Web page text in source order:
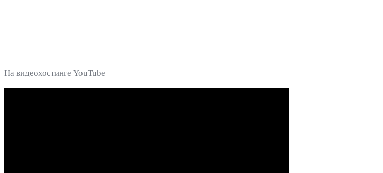
На видеохостинге YouTube